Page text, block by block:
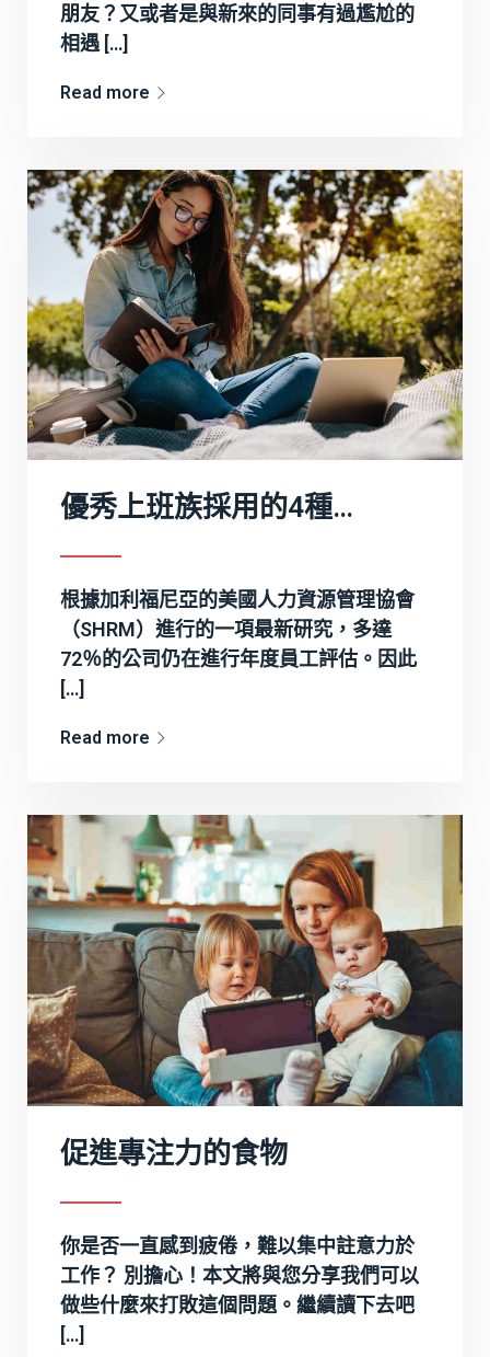
朋友？又或者是與新來的同事有過尷尬的
相遇 […]
Read more
優秀上班族採用的4種自我評估技巧
根據加利福尼亞的美國人力資源管理協會
（SHRM）進行的一項最新研究，多達
72％的公司仍在進行年度員工評估。因此
[…]
Read more
促進專注力的食物
你是否一直感到疲倦，難以集中註意力於
工作？ 別擔心！本文將與您分享我們可以
做些什麼來打敗這個問題。繼續讀下去吧
[…]